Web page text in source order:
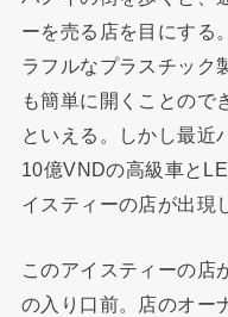
ーを売る店を目にする
ラフルなプラスチック
も簡単に開くことので
といえる。しかし最近
10億VNDの高級車と
イスティーの店が出現
このアイスティーの店
の入り口前。店のオー